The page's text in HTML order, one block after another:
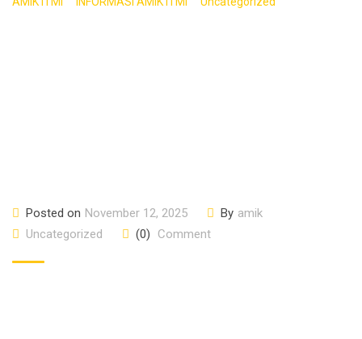
Posted on November 12, 2025 By amik
Uncategorized
(0) Comment